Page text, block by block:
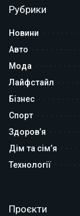
Рубрики
Новини
Авто
Мода
Лайфстайл
Бізнес
Спорт
Здоров’я
Дім та сім’я
Технології
Проєкти